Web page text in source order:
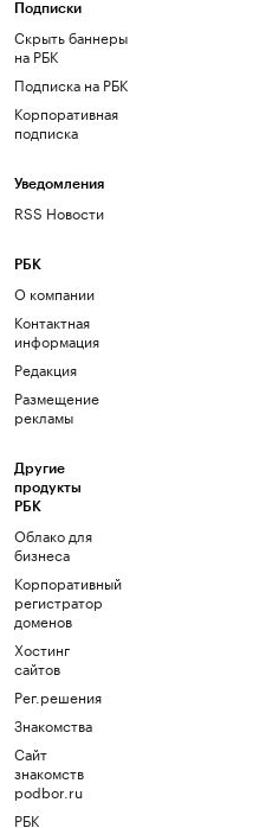
Подписки
Скрыть баннеры
на РБК
Подписка на РБК
Корпоративная
подписка
Уведомления
RSS Новости
РБК
О компании
Контактная
информация
Редакция
Размещение
рекламы
Другие
продукты
РБК
Облако для
бизнеса
Корпоративный
регистратор
доменов
Хостинг
сайтов
Рег.решения
Знакомства
Сайт
знакомств
podbor.ru
РБК